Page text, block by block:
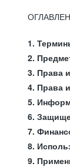
1.
2.
3. Права
4. Права
5.
6.
7.
8.
9.